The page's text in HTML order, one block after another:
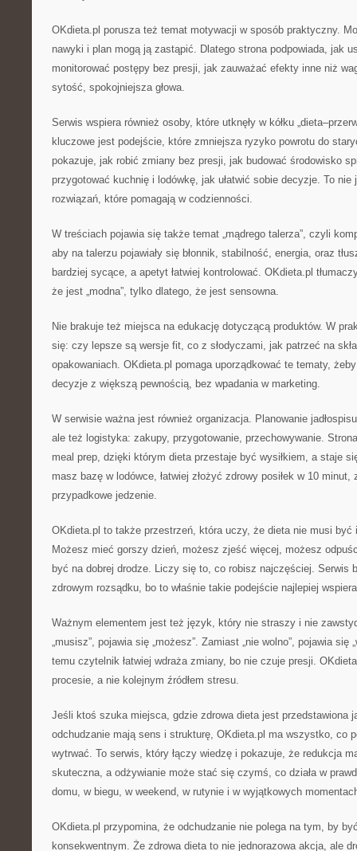
OKdieta.pl porusza też temat motywacji w sposób praktyczny.
nawyki i plan mogą ją zastąpić. Dlatego strona podpowiada, jak
monitorować postępy bez presji, jak zauważać efekty inne niż
sytość, spokojniejsza głowa.
Serwis wspiera również osoby, które utknęły w kółku
kluczowe jest podejście, które zmniejsza ryzyko powrotu do
pokazuje, jak robić zmiany bez presji, jak budować środowisko
przygotować kuchnię i lodówkę, jak ułatwić sobie decyzje. To
rozwiązań, które pomagają w codzienności.
W treściach pojawia się także temat „mądrego talerza”, czyli
aby na talerzu pojawiały się błonnik, stabilność, energia, oraz
bardziej sycące, a apetyt łatwiej kontrolować. OKdieta.pl
że jest „modna”, tylko dlatego, że jest sensowna.
Nie brakuje też miejsca na edukację dotyczącą produktów. W
się: czy lepsze są wersje fit, co z słodyczami, jak patrzeć na
opakowaniach. OKdieta.pl pomaga uporządkować te tematy,
decyzje z większą pewnością, bez wpadania w marketing.
W serwisie ważna jest również organizacja. Planowanie
ale też logistyka: zakupy, przygotowanie, przechowywanie.
meal prep, dzięki którym dieta przestaje być wysiłkiem, a staje
masz bazę w lodówce, łatwiej złożyć zdrowy posiłek w 10
przypadkowe jedzenie.
OKdieta.pl to także przestrzeń, która uczy, że dieta nie musi być
Możesz mieć gorszy dzień, możesz zjeść więcej, możesz
być na dobrej drodze. Liczy się to, co robisz najczęściej. Serwis
zdrowym rozsądku, bo to właśnie takie podejście najlepiej
Ważnym elementem jest też język, który nie straszy i nie
„musisz”, pojawia się „możesz”. Zamiast „nie wolno”, pojawia się
temu czytelnik łatwiej wdraża zmiany, bo nie czuje presji.
procesie, a nie kolejnym źródłem stresu.
Jeśli ktoś szuka miejsca, gdzie zdrowa dieta jest przedstawiona
odchudzanie mają sens i strukturę, OKdieta.pl ma wszystko, co
wytrwać. To serwis, który łączy wiedzę i pokazuje, że redukcja
skuteczna, a odżywianie może stać się czymś, co działa w
domu, w biegu, w weekend, w rutynie i w wyjątkowych
OKdieta.pl przypomina, że odchudzanie nie polega na tym, by
konsekwentnym. Że zdrowa dieta to nie jednorazowa akcja, ale